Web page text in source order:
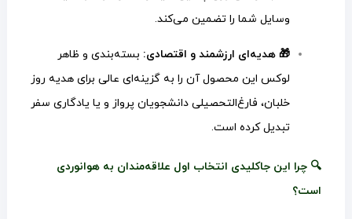
وسایل شما را تضمین می‌کند.
🎁 هدیه‌ای ارزشمند و اقتصادی: بسته‌بندی و ظاهر
لوکس این محصول آن را به گزینه‌ای عالی برای هدیه روز
خلبان، فارغ‌التحصیلی دانشجویان پرواز و یا یادگاری سفر
تبدیل کرده است.
🔍 چرا این جاکلیدی انتخاب اول علاقه‌مندان به هوانوردی
است؟